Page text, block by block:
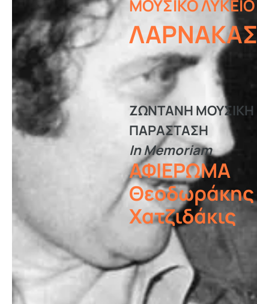
ΜΟΥΣΙΚΟ ΛΥΚΕΙΟ
ΛΑΡΝΑΚΑΣ
ΖΩΝΤΑΝΗ ΜΟΥΣΙΚΗ
ΠΑΡΑΣΤΑΣΗ
In Memoriam
ΑΦΙΕΡΩΜΑ
Θεοδωράκης
Χατζιδάκις